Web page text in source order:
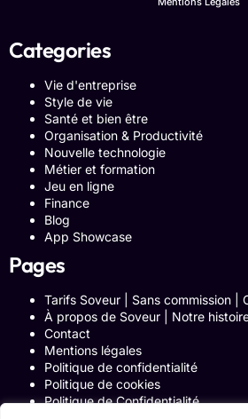
Categories
Vie d'entreprise
Style de vie
Santé et bien être
Organisation & Productivité
Nouvelle technologie
Métier et formation
Jeu en ligne
Finance
Blog
App Showcase
Pages
Tarifs Soveur | Sans commission |
À propos de Soveur | Notre
Contact
Mentions légales
Politique de confidentialité
Politique de cookies
Politique de Confidentialité